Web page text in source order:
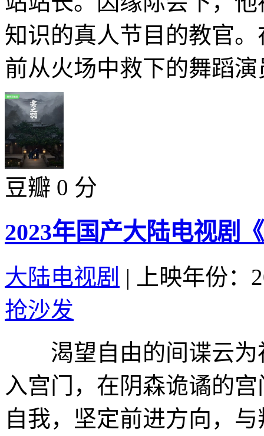
知识的真人节目的教官
前从火场中救下的舞蹈
豆瓣 0 分
2023年国产大陆电视剧
大陆电视剧 |
上映年份：
抢沙发
渴望自由的间谍云为
入宫门，在阴森诡谲的
自我，坚定前进方向，